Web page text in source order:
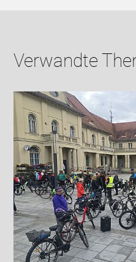
Verwandte